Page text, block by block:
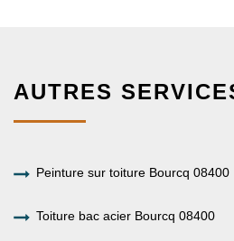
AUTRES
Peinture sur toiture Bourcq 08400
Toiture bac acier Bourcq 08400